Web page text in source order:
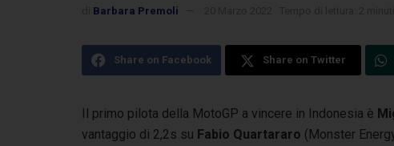
Barbara Premoli
Share on Facebook Share on Twitter
Il primo pilota della MotoGP a vincere in Indonesia è
vantaggio di 2,2s su Fabio Quartararo (Monster